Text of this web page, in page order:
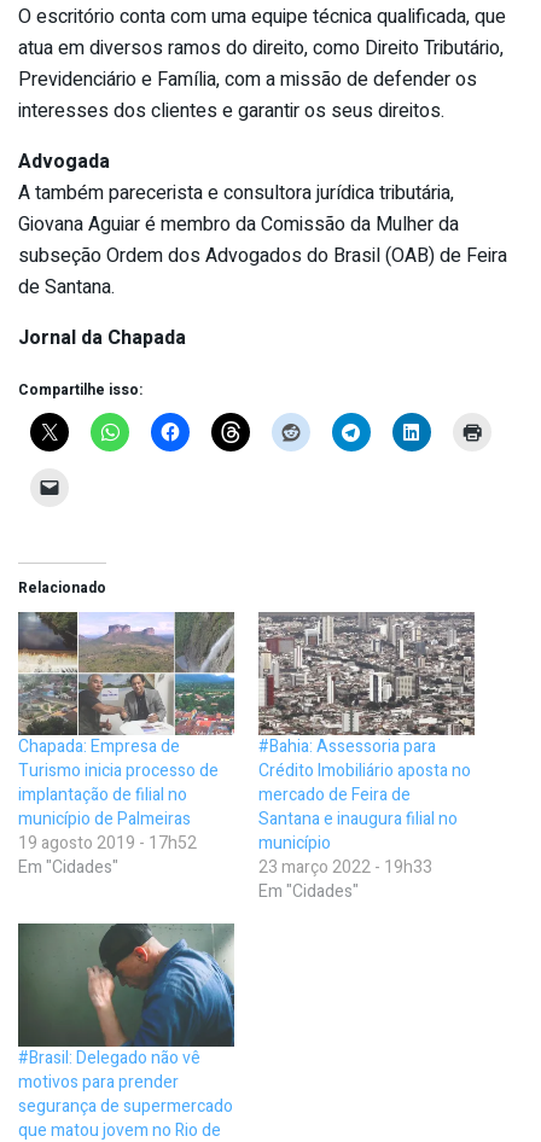
O escritório conta com uma equipe técnica qualificada, que
atua em diversos ramos do direito, como Direito Tributário,
Previdenciário e Família, com a missão de defender os
interesses dos clientes e garantir os seus direitos.
Advogada
A também parecerista e consultora jurídica tributária,
Giovana Aguiar é membro da Comissão da Mulher da
subseção Ordem dos Advogados do Brasil (OAB) de Feira
de Santana.
Jornal da Chapada
Compartilhe isso:
Relacionado
Chapada: Empresa de
Turismo inicia processo de
implantação de filial no
município de Palmeiras
19 agosto 2019 - 17h52
Em "Cidades"
#Bahia: Assessoria para
Crédito Imobiliário aposta no
mercado de Feira de
Santana e inaugura filial no
município
23 março 2022 - 19h33
Em "Cidades"
#Brasil: Delegado não vê
motivos para prender
segurança de supermercado
que matou jovem no Rio de